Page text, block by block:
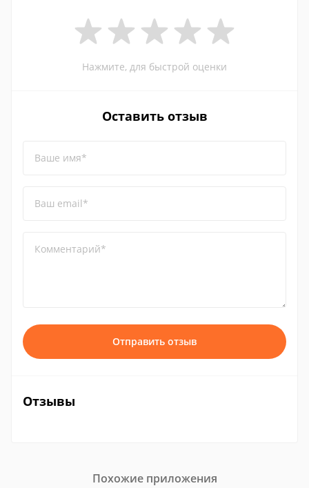
Нажмите, для быстрой оценки
Оставить отзыв
Ваше имя*
Ваш email*
Комментарий*
Отправить отзыв
Отзывы
Похожие приложения